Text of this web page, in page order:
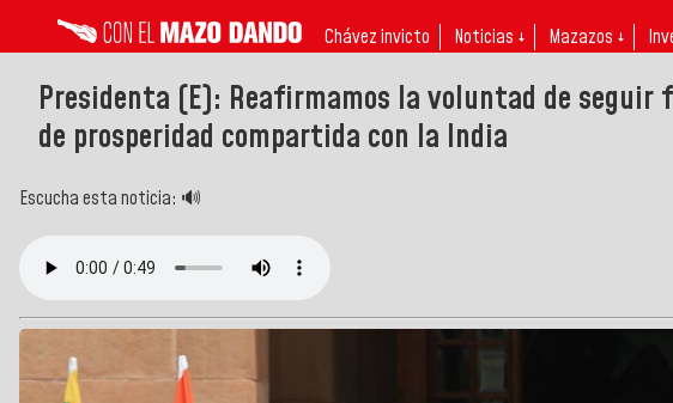
Chávez invicto Noticias ↓ Mazazos ↓
Presidenta (E): Reafirmamos la voluntad de
de prosperidad compartida con la India
Escucha esta noticia: 🔊